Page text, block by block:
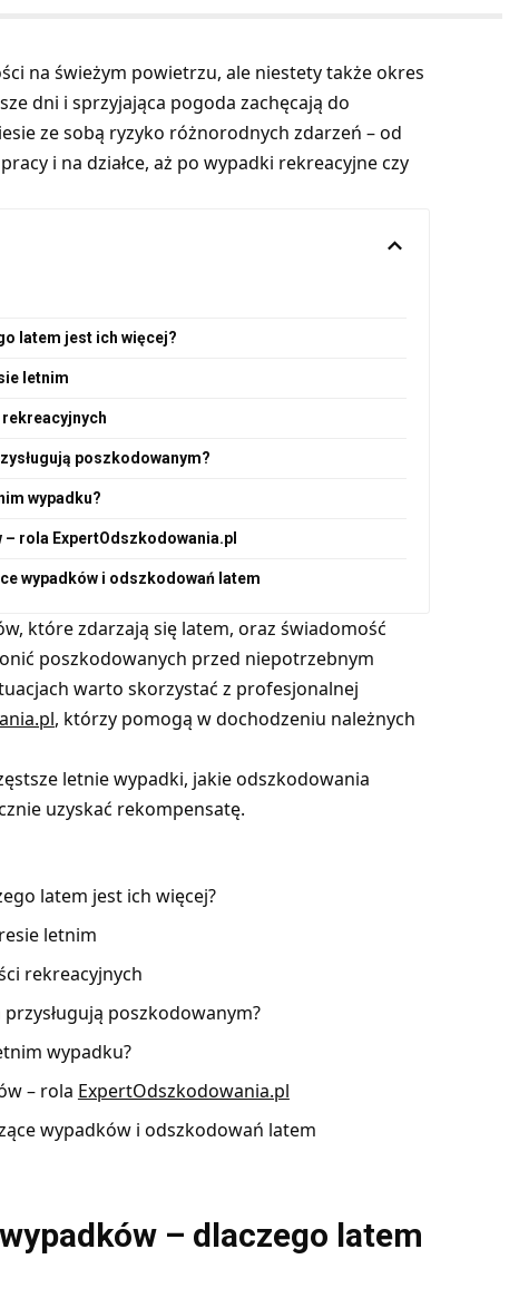
na świeżym powietrzu, ale niestety także okres
dni i sprzyjająca pogoda zachęcają do
ze sobą ryzyko różnorodnych zdarzeń – od
i na działce, aż po wypadki rekreacyjne czy
latem jest ich więcej?
letnim
poszkodowanym?
wypadku?
rola ExpertOdszkodowania.pl
wypadków i odszkodowań latem
które zdarzają się latem, oraz świadomość
poszkodowanych przed niepotrzebnym
warto skorzystać z profesjonalnej
, którzy pomogą w dochodzeniu należnych
letnie wypadki, jakie odszkodowania
uzyskać rekompensatę.
latem jest ich więcej?
letnim
rekreacyjnych
poszkodowanym?
wypadku?
– rola ExpertOdszkodowania.pl
wypadków i odszkodowań latem
– dlaczego latem